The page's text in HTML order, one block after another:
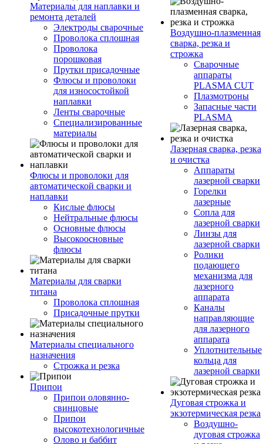
Материалы для наплавки и
ремонта деталей
Электроды сварочные
Проволока сплошная
Проволока
порошковая
Прутки присадочные
Флюсы и проволоки
для износостойкой
наплавки
Ленты сварочные
Специализированные
материалы
Флюсы и проволоки для
автоматической сварки и
наплавки
Кислые флюсы
Нейтральные флюсы
Основные флюсы
Высокоосновные
флюсы
Материалы для сварки
титана
Проволока сплошная
Присадочные прутки
Материалы специального
назначения
Строжка и резка
Припои
Припои оловянно-
свинцовые
Припои
высокотехнологичные
Олово и баббит
Воздушно-плазменная
сварка, резка и
строжка
Сварочные
аппараты
PLASMA CUT
Плазмотроны
Запасные части
PLASMA
Лазерная сварка, резка
и очистка
Аппараты
лазерной сварки
Горелки
лазерные
Сопла для
лазерной сварки
Линзы для
лазерной сварки
Ролики
подающего
механизма для
лазерного
аппарата
Каналы
направляющие
для лазерного
аппарата
Уплотнительные
кольца для
лазерной сварки
Дуговая строжка и
экзотермическая резка
Воздушно-
дуговая строжка